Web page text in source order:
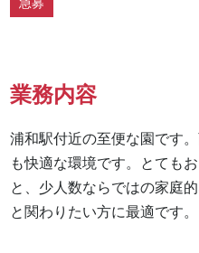
業務内容
浦和駅付近の至便な園です
も快適な環境です。とても
と、少人数ならではの家庭
と関わりたい方に最適です。